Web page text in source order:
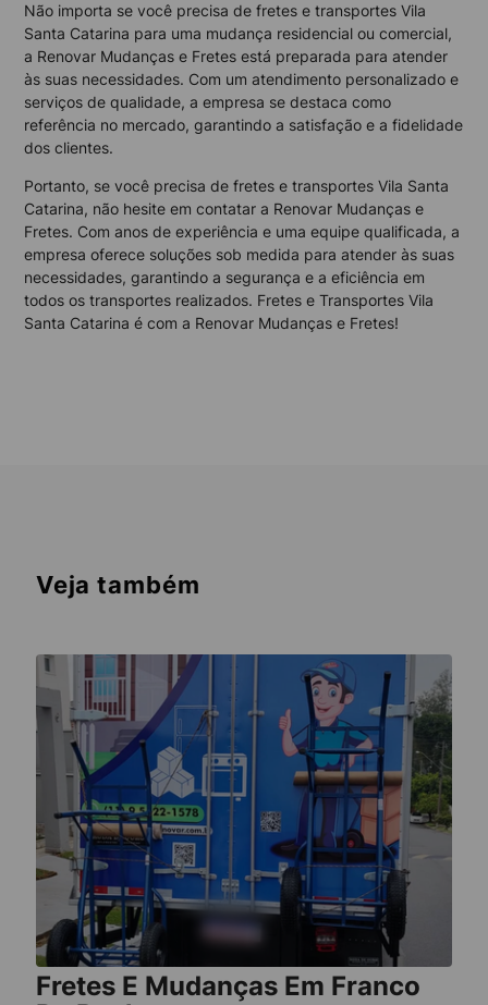
Não importa se você precisa de fretes e transportes Vila
Santa Catarina para uma mudança residencial ou comercial,
a Renovar Mudanças e Fretes está preparada para atender
às suas necessidades. Com um atendimento personalizado e
serviços de qualidade, a empresa se destaca como
referência no mercado, garantindo a satisfação e a fidelidade
dos clientes.
Portanto, se você precisa de fretes e transportes Vila Santa
Catarina, não hesite em contatar a Renovar Mudanças e
Fretes. Com anos de experiência e uma equipe qualificada, a
empresa oferece soluções sob medida para atender às suas
necessidades, garantindo a segurança e a eficiência em
todos os transportes realizados. Fretes e Transportes Vila
Santa Catarina é com a Renovar Mudanças e Fretes!
Veja também
Fretes E Mudanças Em Franco